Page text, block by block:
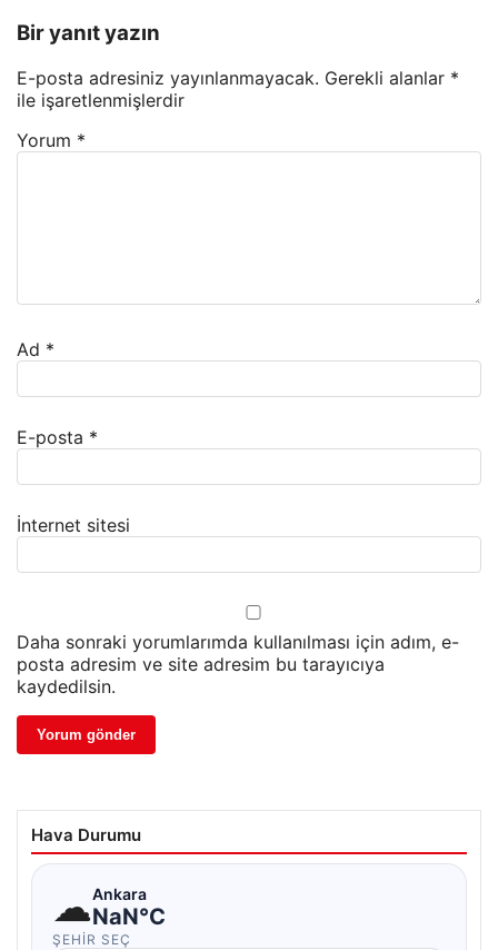
Bir yanıt yazın
E-posta adresiniz yayınlanmayacak. Gerekli alanlar *
ile işaretlenmişlerdir
Yorum *
Ad *
E-posta *
İnternet sitesi
Daha sonraki yorumlarımda kullanılması için adım, e-
posta adresim ve site adresim bu tarayıcıya
kaydedilsin.
Hava Durumu
☁Ankara
NaN°C
ŞEHIR SEÇ